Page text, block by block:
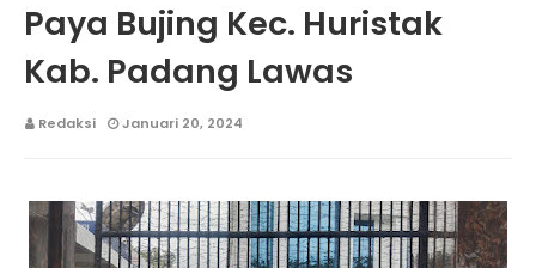
Paya Bujing Kec. Huristak
Kab. Padang Lawas
Redaksi Januari 20, 2024